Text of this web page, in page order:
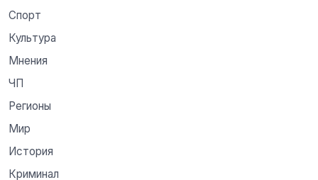
Спорт
Культура
Мнения
ЧП
Регионы
Мир
История
Криминал